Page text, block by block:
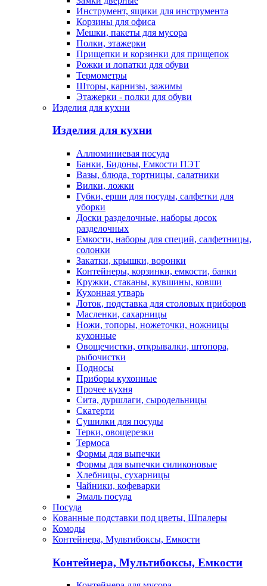
Инструмент, ящики для инструмента
Корзины для офиса
Мешки, пакеты для мусора
Полки, этажерки
Прищепки и корзинки для прищепок
Рожки и лопатки для обуви
Термометры
Шторы, карнизы, зажимы
Этажерки - полки для обуви
Изделия для кухни
Изделия для кухни
Аллюминиевая посуда
Банки, Бидоны, Емкости ПЭТ
Вазы, блюда, тортницы, салатники
Вилки, ложки
Губки, ерши для посуды, салфетки для
уборки
Доски разделочные, наборы досок
разделочных
Емкости, наборы для специй, салфетницы,
солонки
Закатки, крышки, воронки
Контейнеры, корзинки, емкости, банки
Кружки, стаканы, кувшины, ковши
Кухонная утварь
Лоток, подставка для столовых приборов
Масленки, сахарницы
Ножи, топоры, ножеточки, ножницы
кухонные
Овощечистки, открывалки, штопора,
рыбочистки
Подносы
Приборы кухонные
Прочее кухня
Сита, дуршлаги, сыродельницы
Скатерти
Сушилки для посуды
Терки, овощерезки
Термоса
Формы для выпечки
Формы для выпечки силиконовые
Хлебницы, сухарницы
Чайники, кофеварки
Эмаль посуда
Посуда
Кованные подставки под цветы, Шпалеры
Комоды
Контейнера, Мультибоксы, Емкости
Контейнера, Мультибоксы, Емкости